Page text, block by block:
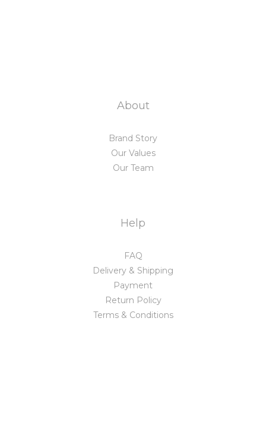
About
Brand Story
Our Values
Our Team
Help
FAQ
Delivery & Shipping
Payment
Return Policy
Terms & Conditions